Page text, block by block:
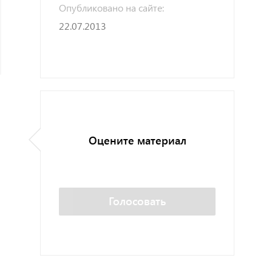
Опубликовано на сайте:
22.07.2013
Оцените материал
Голосовать